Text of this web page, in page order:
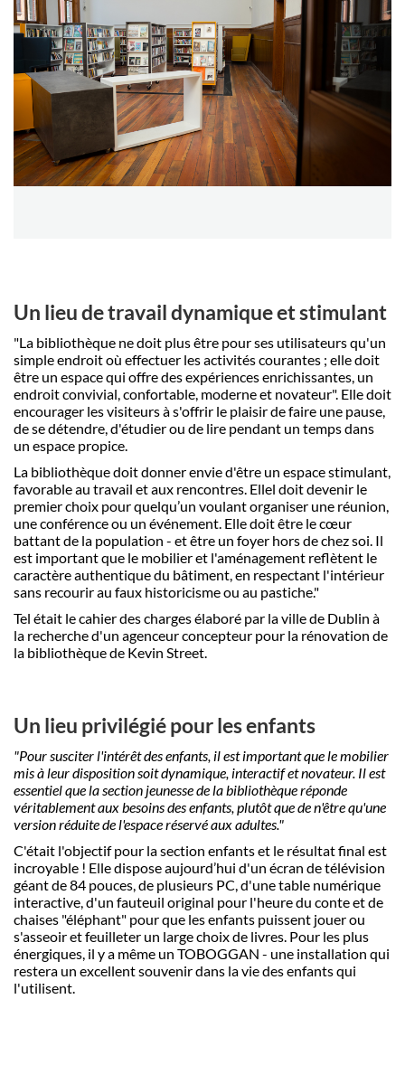
Un lieu de travail dynamique et stimulant
"La bibliothèque ne doit plus être pour ses utilisateurs qu'un
simple endroit où effectuer les activités courantes ; elle doit
être un espace qui offre des expériences enrichissantes, un
endroit convivial, confortable, moderne et novateur". Elle doit
encourager les visiteurs à s'offrir le plaisir de faire une pause,
de se détendre, d'étudier ou de lire pendant un temps dans
un espace propice.
La bibliothèque doit donner envie d'être un espace stimulant,
favorable au travail et aux rencontres. Ellel doit devenir le
premier choix pour quelqu’un voulant organiser une réunion,
une conférence ou un événement. Elle doit être le cœur
battant de la population - et être un foyer hors de chez soi. Il
est important que le mobilier et l'aménagement reflètent le
caractère authentique du bâtiment, en respectant l'intérieur
sans recourir au faux historicisme ou au pastiche."
Tel était le cahier des charges élaboré par la ville de Dublin à
la recherche d'un agenceur concepteur pour la rénovation de
la bibliothèque de Kevin Street.
Un lieu privilégié pour les enfants
"Pour susciter l'intérêt des enfants, il est important que le mobilier
mis à leur disposition soit dynamique, interactif et novateur. Il est
essentiel que la section jeunesse de la bibliothèque réponde
véritablement aux besoins des enfants, plutôt que de n'être qu'une
version réduite de l'espace réservé aux adultes."
C'était l'objectif pour la section enfants et le résultat final est
incroyable ! Elle dispose aujourd’hui d'un écran de télévision
géant de 84 pouces, de plusieurs PC, d'une table numérique
interactive, d'un fauteuil original pour l'heure du conte et de
chaises "éléphant" pour que les enfants puissent jouer ou
s'asseoir et feuilleter un large choix de livres. Pour les plus
énergiques, il y a même un TOBOGGAN - une installation qui
restera un excellent souvenir dans la vie des enfants qui
l'utilisent.